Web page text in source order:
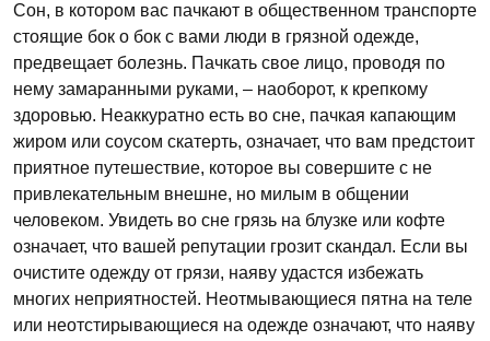
Сон, в котором вас пачкают в общественном транспорте
стоящие бок о бок с вами люди в грязной одежде,
предвещает болезнь. Пачкать свое лицо, проводя по
нему замаранными руками, – наоборот, к крепкому
здоровью. Неаккуратно есть во сне, пачкая капающим
жиром или соусом скатерть, означает, что вам предстоит
приятное путешествие, которое вы совершите с не
привлекательным внешне, но милым в общении
человеком. Увидеть во сне грязь на блузке или кофте
означает, что вашей репутации грозит скандал. Если вы
очистите одежду от грязи, наяву удастся избежать
многих неприятностей. Неотмывающиеся пятна на теле
или неотстирывающиеся на одежде означают, что наяву